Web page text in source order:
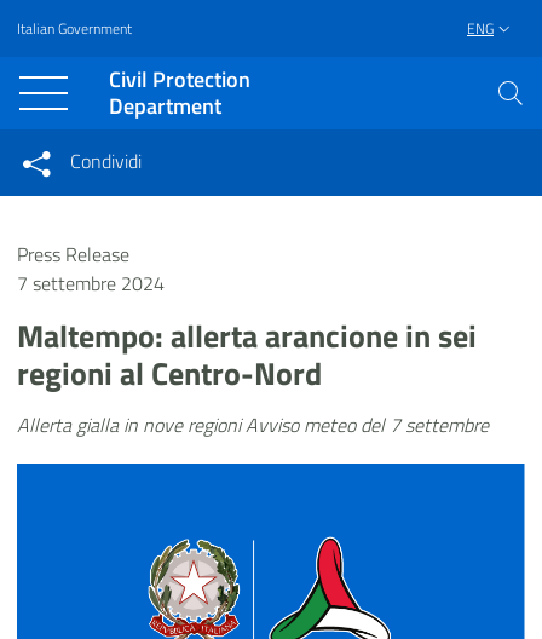
Vai al contenuto principale
Raggiungi il piè di pagina
Italian Government ENG
Civil Protection
Department
Condividi su Facebook
Condividi su LinkedIn
Condividi
Condividi sui social network
Press Release
7 settembre 2024
Maltempo: allerta arancione in sei
regioni al Centro-Nord
Allerta gialla in nove regioni Avviso meteo del 7 settembre